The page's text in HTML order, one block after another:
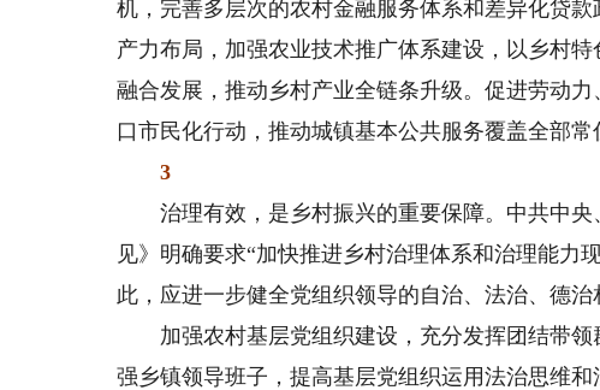
机，完善多层次的农村金融服务体系和差异化贷
产力布局，加强农业技术推广体系建设，以乡村
融合发展，推动乡村产业全链条升级。促进劳动
口市民化行动，推动城镇基本公共服务覆盖全部常
3
治理有效，是乡村振兴的重要保障。中共中央
见》明确要求“加快推进乡村治理体系和治理能力
此，应进一步健全党组织领导的自治、法治、德
加强农村基层党组织建设，充分发挥团结带领
强乡镇领导班子，提高基层党组织运用法治思维